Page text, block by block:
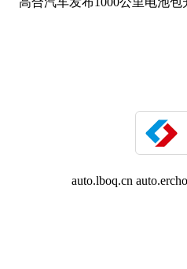
auto.lboq.cn